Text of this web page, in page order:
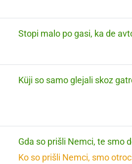
Stopi malo po gasi, ka de
Küji so samo glejali skoz
Gda so prišli Nemci, te smo
Ko so prišli Nemci, smo